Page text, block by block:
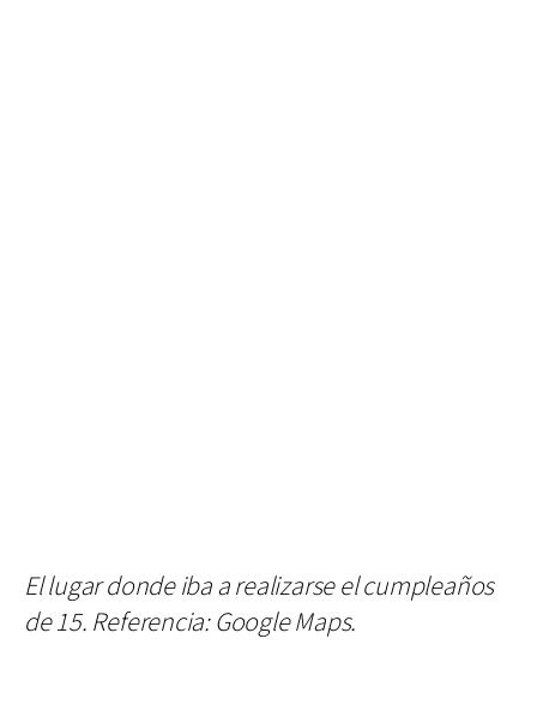
El lugar donde iba a realizarse el cumpleaños
de 15. Referencia: Google Maps.